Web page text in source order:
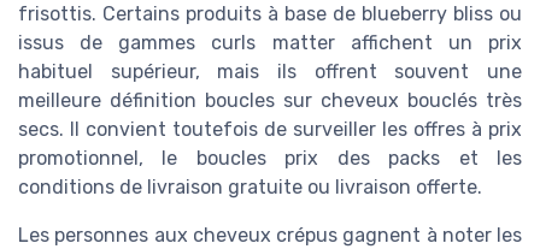
frisottis. Certains produits à base de blueberry bliss ou
issus de gammes curls matter affichent un prix
habituel supérieur, mais ils offrent souvent une
meilleure définition boucles sur cheveux bouclés très
secs. Il convient toutefois de surveiller les offres à prix
promotionnel, le boucles prix des packs et les
conditions de livraison gratuite ou livraison offerte.
Les personnes aux cheveux crépus gagnent à noter les